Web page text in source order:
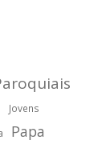
Jovens
Papa